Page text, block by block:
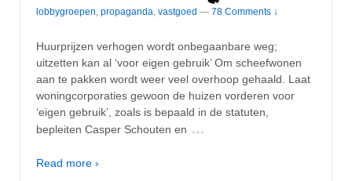
lobbygroepen, propaganda, vastgoed — 78 Comments ↓
Huurprijzen verhogen wordt onbegaanbare weg;
uitzetten kan al ‘voor eigen gebruik’ Om scheefwonen
aan te pakken wordt weer veel overhoop gehaald. Laat
woningcorporaties gewoon de huizen vorderen voor
‘eigen gebruik’, zoals is bepaald in de statuten,
bepleiten Casper Schouten en …
Read more ›